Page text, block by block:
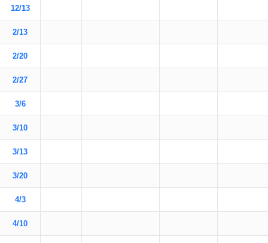
12/13
2/13
2/20
2/27
3/6
3/10
3/13
3/20
4/3
4/10